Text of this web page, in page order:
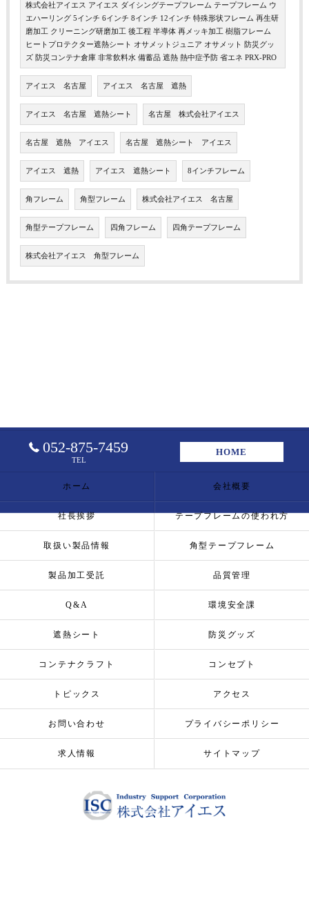
株式会社アイエス アイエス ダイシングテープフレーム テープフレーム ウ
エハーリング 5インチ 6インチ 8インチ 12インチ 特殊形状フレーム 再生研
磨加工 クリーニング研磨加工 後工程 半導体 再メッキ加工 樹脂フレーム
ヒートプロテクター遮熱シート オサメットジュニア オサメット 防災グッ
ズ 防災コンテナ倉庫 非常飲料水 備蓄品 遮熱 熱中症予防 省エネ PRX-PRO
アイエス 名古屋 アイエス 名古屋 遮熱
アイエス 名古屋 遮熱シート 名古屋 株式会社アイエス
名古屋 遮熱 アイエス 名古屋 遮熱シート アイエス
アイエス 遮熱 アイエス 遮熱シート 8インチフレーム
角フレーム 角型フレーム 株式会社アイエス 名古屋
角型テープフレーム 四角フレーム 四角テープフレーム
株式会社アイエス 角型フレーム
052-875-7459
TEL
HOME
ホーム 会社概要
社長挨拶 テープフレームの使われ方
取扱い製品情報 角型テープフレーム
製品加工受託 品質管理
Q&A 環境安全課
遮熱シート 防災グッズ
コンテナクラフト コンセプト
トピックス アクセス
お問い合わせ プライバシーポリシー
求人情報 サイトマップ